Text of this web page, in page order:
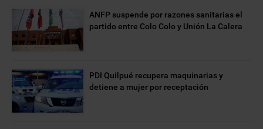
ANFP suspende por razones sanitarias el
partido entre Colo Colo y Unión La Calera
PDI Quilpué recupera maquinarias y
detiene a mujer por receptación